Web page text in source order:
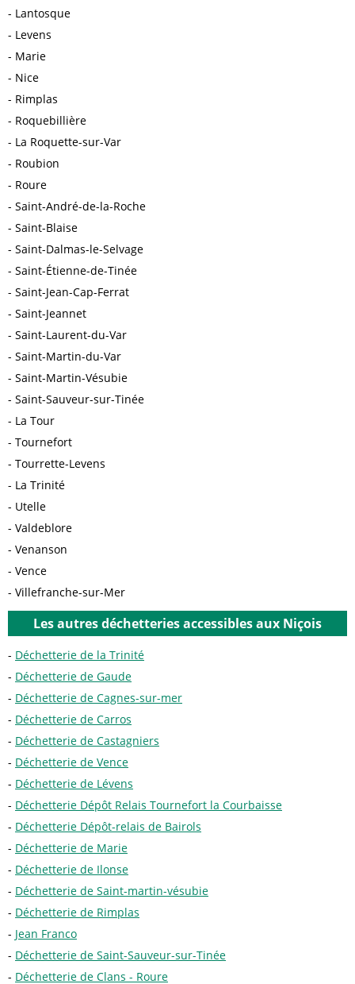
Lantosque
Levens
Marie
Nice
Rimplas
Roquebillière
La Roquette-sur-Var
Roubion
Roure
Saint-André-de-la-Roche
Saint-Blaise
Saint-Dalmas-le-Selvage
Saint-Étienne-de-Tinée
Saint-Jean-Cap-Ferrat
Saint-Jeannet
Saint-Laurent-du-Var
Saint-Martin-du-Var
Saint-Martin-Vésubie
Saint-Sauveur-sur-Tinée
La Tour
Tournefort
Tourrette-Levens
La Trinité
Utelle
Valdeblore
Venanson
Vence
Villefranche-sur-Mer
Les autres déchetteries accessibles aux Niçois
Déchetterie de la Trinité
Déchetterie de Gaude
Déchetterie de Cagnes-sur-mer
Déchetterie de Carros
Déchetterie de Castagniers
Déchetterie de Vence
Déchetterie de Lévens
Déchetterie Dépôt Relais Tournefort la Courbaisse
Déchetterie Dépôt-relais de Bairols
Déchetterie de Marie
Déchetterie de Ilonse
Déchetterie de Saint-martin-vésubie
Déchetterie de Rimplas
Jean Franco
Déchetterie de Saint-Sauveur-sur-Tinée
Déchetterie de Clans - Roure